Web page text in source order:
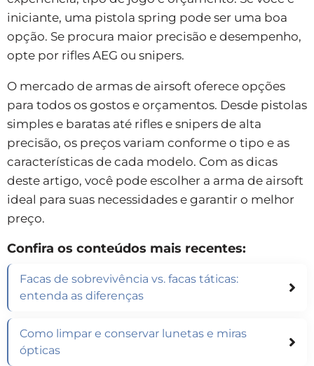
iniciante, uma pistola spring pode ser uma boa
opção. Se procura maior precisão e desempenho,
opte por rifles AEG ou snipers.
O mercado de armas de airsoft oferece opções
para todos os gostos e orçamentos. Desde pistolas
simples e baratas até rifles e snipers de alta
precisão, os preços variam conforme o tipo e as
características de cada modelo. Com as dicas
deste artigo, você pode escolher a arma de airsoft
ideal para suas necessidades e garantir o melhor
preço.
Confira os conteúdos mais recentes:
Facas de sobrevivência vs. facas táticas:
entenda as diferenças
Como limpar e conservar lunetas e miras
ópticas